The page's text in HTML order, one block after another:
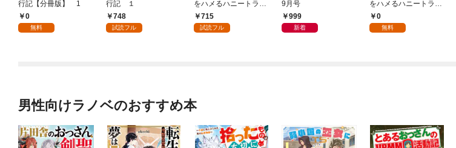
行記【分冊版】 1
0
無料
行記 １
748
試読フル
をハメるハニートラッ
プ包囲網 1
715
試読フル
9月号
999
新着
をハメるハニートラッ
プ包囲網【分冊版】
1
0
無料
男性向けラノベのおすすめ本